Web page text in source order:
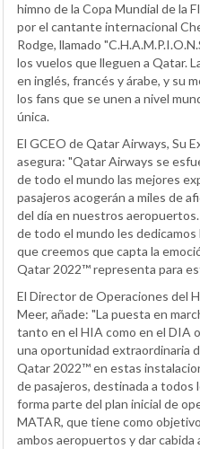
himno de la Copa Mundial de la
por el cantante internacional
Rodge, llamado
los vuelos que lleguen a Qatar.
en inglés, francés y árabe, y su
los fans que se unen a nivel
única.
El GCEO de Qatar Airways, Su
asegura: "Qatar Airways se
de todo el mundo las mejores
pasajeros acogerán a miles de
del día en nuestros
de todo el mundo les dedicamos
que creemos que capta la
Qatar 2022™ representa para
El Director de Operaciones del
Meer, añade: "La puesta en
tanto en el HIA como en el DIA
una oportunidad extraordinaria
Qatar 2022™ en estas
de pasajeros, destinada a todos
forma parte del plan inicial de
MATAR, que tiene como
ambos aeropuertos y dar